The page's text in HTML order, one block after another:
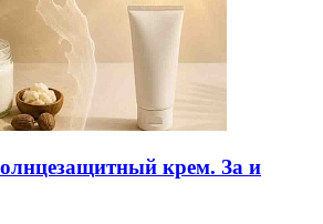
крем. За и